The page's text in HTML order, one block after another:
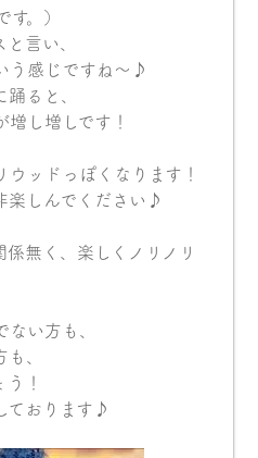
す。）
言い、
う感じですね〜♪
踊ると、
増し増しです！
ウッドっぽくなります！
楽しんでください♪
無く、楽しくノリノリ
ない方も、
、
！
ております♪